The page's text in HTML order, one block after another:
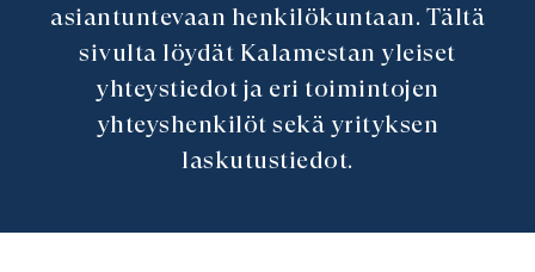
asiantuntevaan henkilökuntaan. Tältä
sivulta löydät Kalamestan yleiset
yhteystiedot ja eri toimintojen
yhteyshenkilöt sekä yrityksen
laskutustiedot.